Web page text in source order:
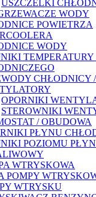
USZCZELKI
WODY
POWIETRZA
WODY
CHŁODNICY
OPORNIKI
STEROWNIKI
/ OBUDOWA
PŁYNU
POZIOMU
WTRYSKOWA
POMPY
WTRYSKU